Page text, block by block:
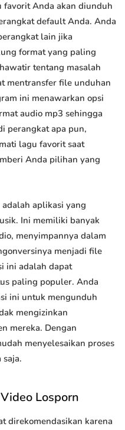
favorit Anda akan diunduh
default Anda. Anda
lain jika
format yang paling
tentang masalah
mentransfer file unduhan
ini menawarkan opsi
audio mp3 sehingga
perangkat apa pun,
lagu favorit saat
Anda pilihan yang
aplikasi yang
Ini memiliki banyak
menyimpannya dalam
menjadi file
ini adalah dapat
paling populer. Anda
ini untuk mengunduh
mengizinkan
mereka. Dengan
menyelesaikan proses
Losporn
direkomendasikan karena